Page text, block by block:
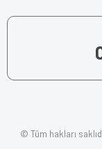
© Tüm hakları